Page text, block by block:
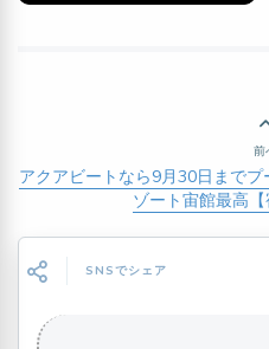
前
アクアビートなら9月30日まで
ゾート宙館最高【
SNSでシェア